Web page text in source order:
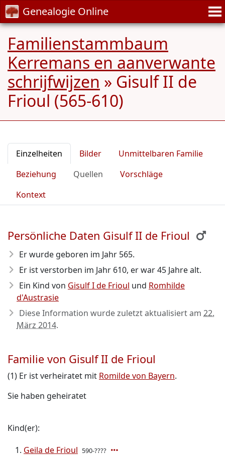
Genealogie Online
Familienstammbaum
Kerremans en aanverwante
schrijfwijzen » Gisulf II de
Frioul (565-610)
Einzelheiten Bilder
Unmittelbaren Familie
Beziehung
Quellen
Vorschläge
Kontext
Persönliche Daten Gisulf II de Frioul
Er wurde geboren im Jahr 565.
Er ist verstorben im Jahr 610, er war 45 Jahre alt.
Ein Kind von Gisulf I de Frioul und Romhilde
d'Austrasie
Diese Information wurde zuletzt aktualisiert am 22.
März 2014.
Familie von Gisulf II de Frioul
(1) Er ist verheiratet mit Romilde von Bayern.
Sie haben geheiratet
Kind(er):
Geila de Frioul 590-????